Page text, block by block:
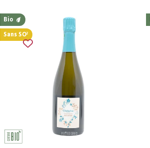
Bio
Sans SO²